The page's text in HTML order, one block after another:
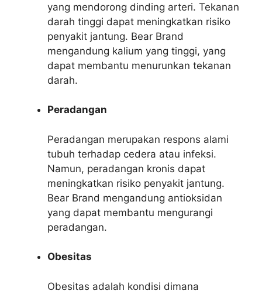
yang mendorong dinding arteri. Tekanan
darah tinggi dapat meningkatkan risiko
penyakit jantung. Bear Brand
mengandung kalium yang tinggi, yang
dapat membantu menurunkan tekanan
darah.
Peradangan
Peradangan merupakan respons alami
tubuh terhadap cedera atau infeksi.
Namun, peradangan kronis dapat
meningkatkan risiko penyakit jantung.
Bear Brand mengandung antioksidan
yang dapat membantu mengurangi
peradangan.
Obesitas
Obesitas adalah kondisi dimana